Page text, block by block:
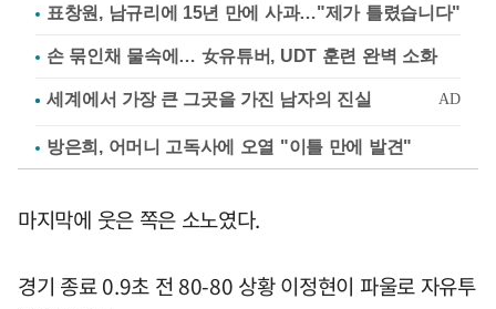
표창원, 남규리에 15년 만에 사과…"제가 틀렸습니다"
손 묶인채 물속에… 女유튜버, UDT 훈련 완벽 소화
방은희, 어머니 고독사에 오열 "이틀 만에 발견"
마지막에 웃은 쪽은 소노였다.
경기 종료 0.9초 전 80-80 상황 이정현이 파울로 자유투